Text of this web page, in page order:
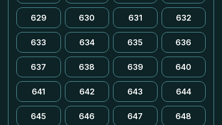
629 630 631 632
633 634 635 636
637 638 639 640
641 642 643 644
645 646 647 648